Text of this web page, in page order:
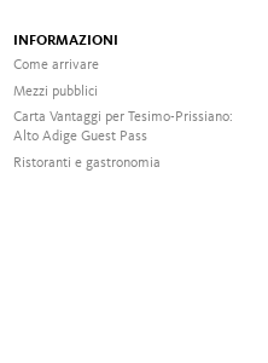
INFORMAZIONI
Come arrivare
Mezzi pubblici
Carta Vantaggi per Tesimo-Prissiano:
Alto Adige Guest Pass
Ristoranti e gastronomia